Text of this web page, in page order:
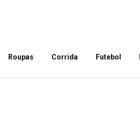
Roupas Corrida Futebol